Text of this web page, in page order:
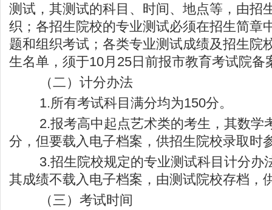
测试，其测试的科目、时间、地点等，由招
织；各招生院校的专业测试必须在招生简章
题和组织考试；各类专业测试成绩及招生院
生名单，须于10月25日前报市教育考试院备
（二）计分办法
1.所有考试科目满分均为150分。
2.报考高中起点艺术类的考生，其数学
分，但要载入电子档案，供招生院校录取时
3.招生院校规定的专业测试科目计分办
其成绩不载入电子档案，由测试院校存档，
（三）考试时间